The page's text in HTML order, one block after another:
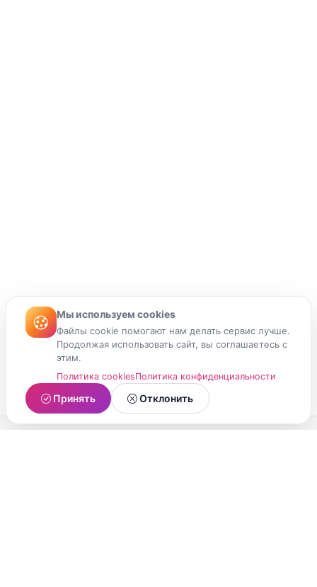
Мы используем cookies
Файлы cookie помогают нам делать сервис лучше.
Продолжая использовать сайт, вы соглашаетесь с
этим.
Политика cookiesПолитика конфиденциальности
Принять Отклонить